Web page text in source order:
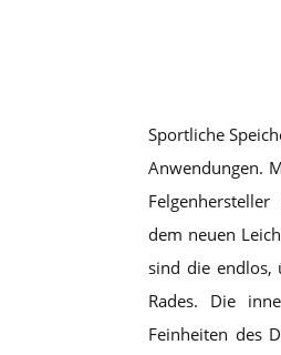
Sportliche
Anwendungen.
dem neuen
sind die endlos,
Rades. Die
Feinheiten des